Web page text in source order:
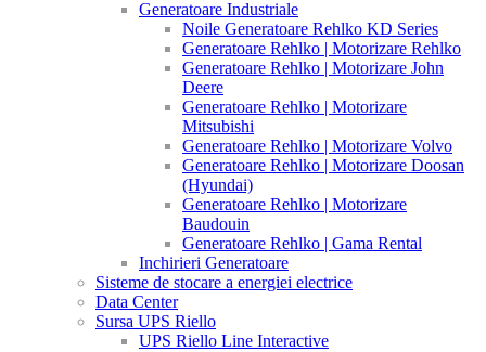
Generatoare Industriale
Noile Generatoare Rehlko KD Series
Generatoare Rehlko | Motorizare Rehlko
Generatoare Rehlko | Motorizare John
Deere
Generatoare Rehlko | Motorizare
Mitsubishi
Generatoare Rehlko | Motorizare Volvo
Generatoare Rehlko | Motorizare Doosan
(Hyundai)
Generatoare Rehlko | Motorizare
Baudouin
Generatoare Rehlko | Gama Rental
Inchirieri Generatoare
Sisteme de stocare a energiei electrice
Data Center
Sursa UPS Riello
UPS Riello Line Interactive